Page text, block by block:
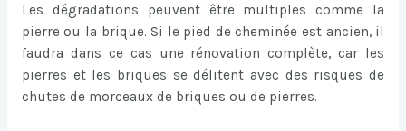
Les dégradations peuvent être multiples comme la
pierre ou la brique. Si le pied de cheminée est ancien, il
faudra dans ce cas une rénovation complète, car les
pierres et les briques se délitent avec des risques de
chutes de morceaux de briques ou de pierres.